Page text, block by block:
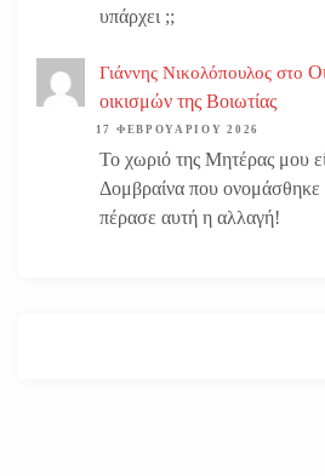
υπάρχει ;;
Γιάννης Νικολόπουλος στο
οικισμών της Βοιωτίας
17 ΦΕΒΡΟΥΑΡΊΟΥ 2026
Το χωριό της Μητέρας μου
Δομβραίνα που
πέρασε αυτή η αλλαγή!